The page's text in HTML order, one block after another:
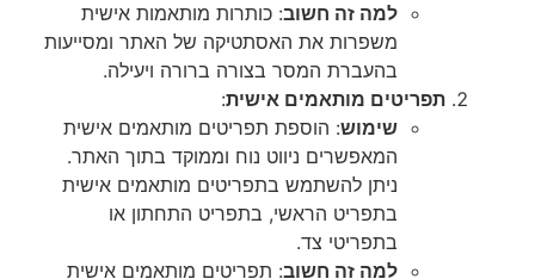
למה זה חשוב: כותרות מותאמות אישית
משפרות את האסתטיקה של האתר ומסייעות
בהעברת המסר בצורה ברורה ויעילה.
תפריטים מותאמים אישית:
שימוש: הוספת תפריטים מותאמים אישית
המאפשרים ניווט נוח וממוקד בתוך האתר.
ניתן להשתמש בתפריטים מותאמים אישית
בתפריט הראשי, בתפריט התחתון או
בתפריטי צד.
למה זה חשוב: תפריטים מותאמים אישית